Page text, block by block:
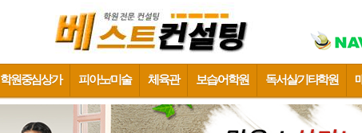
학원중심상가 피아노/미술 체육관 보습/어학원 독서실/기타학원